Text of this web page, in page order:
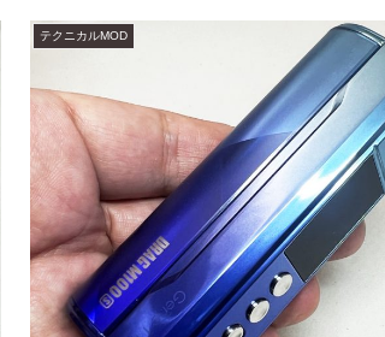
テクニカルMOD